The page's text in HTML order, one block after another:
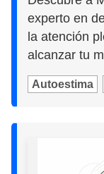
experto en
la atención
alcanzar tu
Autoestima